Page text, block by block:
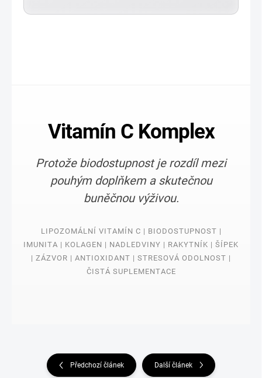
Vitamín C Komplex
Protože biodostupnost je rozdíl mezi
pouhým doplňkem a skutečnou
buněčnou výživou.
LIPOZOMÁLNÍ VITAMÍN C | BIODOSTUPNOST |
IMUNITA | KOLAGEN | NADLEDVINY | RAKYTNÍK | ŠÍPEK
| ZÁZVOR | ANTIOXIDANT | STRESOVÁ ODOLNOST |
ČISTÁ SUPLEMENTACE
Předchozí článek Další článek